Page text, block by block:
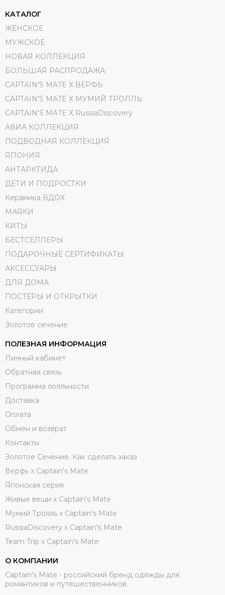
КАТАЛОГ
ЖЕНСКОЕ
МУЖСКОЕ
НОВАЯ КОЛЛЕКЦИЯ
БОЛЬШАЯ РАСПРОДАЖА
CAPTAIN'S MATE X ВЕРФЬ
CAPTAIN'S MATE Х МУМИЙ ТРОЛЛЬ
CAPTAIN'S MATE X RussiaDiscovery
АВИА КОЛЛЕКЦИЯ
ПОДВОДНАЯ КОЛЛЕКЦИЯ
ЯПОНИЯ
АНТАРКТИДА
ДЕТИ И ПОДРОСТКИ
Керамика ВДОХ
МАЯКИ
КИТЫ
БЕСТСЕЛЛЕРЫ
ПОДАРОЧНЫЕ СЕРТИФИКАТЫ
АКСЕССУАРЫ
ДЛЯ ДОМА
ПОСТЕРЫ И ОТКРЫТКИ
Категории
Золотое сечение
ПОЛЕЗНАЯ ИНФОРМАЦИЯ
Личный кабинет
Обратная связь
Программа лояльности
Доставка
Оплата
Обмен и возврат
Контакты
Золотое Сечение. Как сделать заказ
Верфь х Captain's Mate
Японская серия
Живые вещи х Captain's Mate
Мумий Тролль х Сaptain's Mate
RussiaDiscovery x Captain's Mate
Team Trip x Captain's Mate
О КОМПАНИИ
Captain's Mate - российский бренд одежды для
романтиков и путешественников.